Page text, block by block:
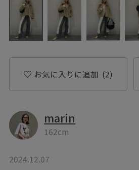
お気に入りに追加 (2)
marin
162cm
2024.12.07